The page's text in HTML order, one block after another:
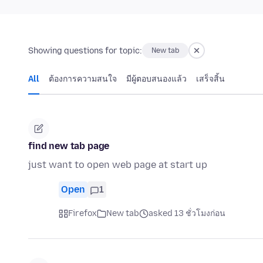
Showing questions for topic: New tab
All ต้องการความสนใจ มีผู้ตอบสนองแล้ว เสร็จสิ้น
find new tab page
just want to open web page at start up
Open 1
Firefox New tab asked 13 ชั่วโมงก่อน